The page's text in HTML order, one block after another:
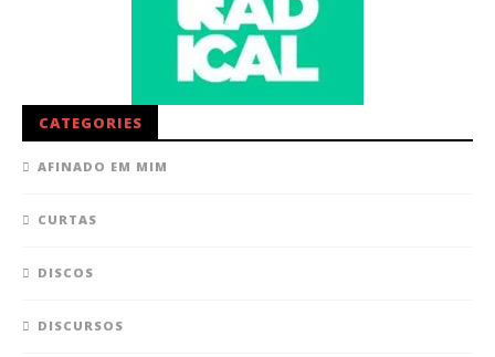
CATEGORIES
AFINADO EM MIM
CURTAS
DISCOS
DISCURSOS